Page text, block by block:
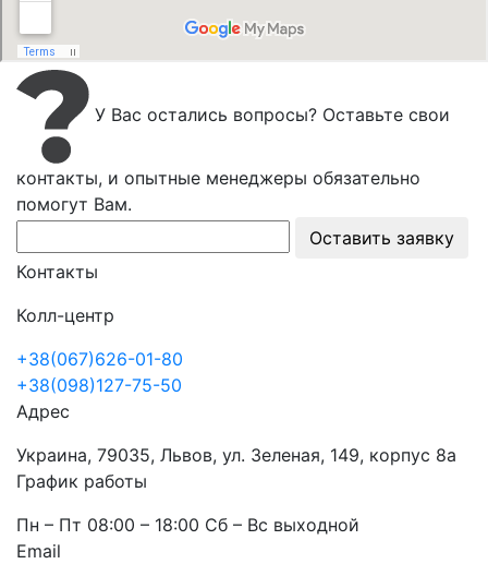
У Вас остались вопросы? Оставьте свои
контакты, и опытные менеджеры обязательно
помогут Вам.
Оставить заявку
Контакты
Колл-центр
+38(067)626-01-80
+38(098)127-75-50
Адрес
Украина, 79035, Львов, ул. Зеленая, 149, корпус 8а
График работы
Пн – Пт 08:00 – 18:00 Сб – Вс выходной
Email